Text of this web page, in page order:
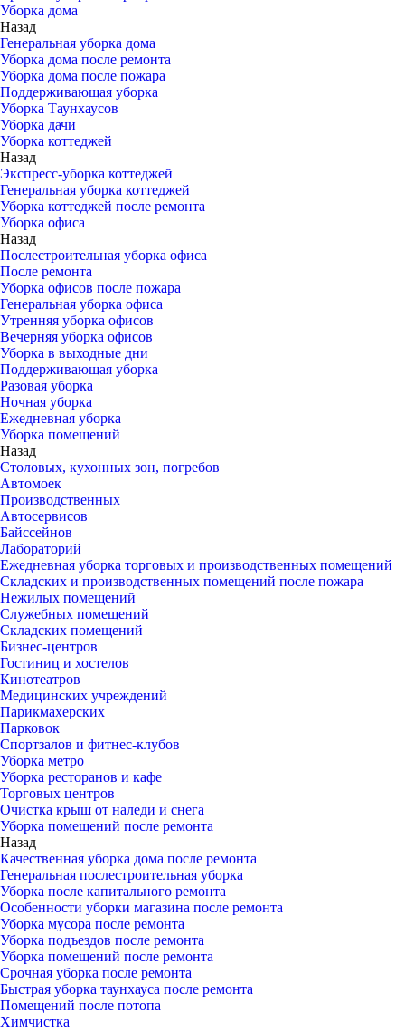
Уборка дома
Назад
Генеральная уборка дома
Уборка дома после ремонта
Уборка дома после пожара
Поддерживающая уборка
Уборка Таунхаусов
Уборка дачи
Уборка коттеджей
Назад
Экспресс-уборка коттеджей
Генеральная уборка коттеджей
Уборка коттеджей после ремонта
Уборка офиса
Назад
Послестроительная уборка офиса
После ремонта
Уборка офисов после пожара
Генеральная уборка офиса
Утренняя уборка офисов
Вечерняя уборка офисов
Уборка в выходные дни
Поддерживающая уборка
Разовая уборка
Ночная уборка
Ежедневная уборка
Уборка помещений
Назад
Столовых, кухонных зон, погребов
Автомоек
Производственных
Автосервисов
Байссейнов
Лабораторий
Ежедневная уборка торговых и производственных помещений
Складских и производственных помещений после пожара
Нежилых помещений
Служебных помещений
Складских помещений
Бизнес-центров
Гостиниц и хостелов
Кинотеатров
Медицинских учреждений
Парикмахерских
Парковок
Спортзалов и фитнес-клубов
Уборка метро
Уборка ресторанов и кафе
Торговых центров
Очистка крыш от наледи и снега
Уборка помещений после ремонта
Назад
Качественная уборка дома после ремонта
Генеральная послестроительная уборка
Уборка после капитального ремонта
Особенности уборки магазина после ремонта
Уборка мусора после ремонта
Уборка подъездов после ремонта
Уборка помещений после ремонта
Срочная уборка после ремонта
Быстрая уборка таунхауса после ремонта
Помещений после потопа
Химчистка